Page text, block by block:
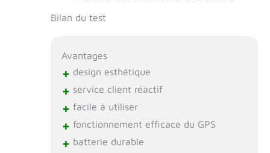
Bilan du test
Avantages
+ design esthétique
+ service client réactif
+ facile à utiliser
+ fonctionnement efficace du GPS
+ batterie durable